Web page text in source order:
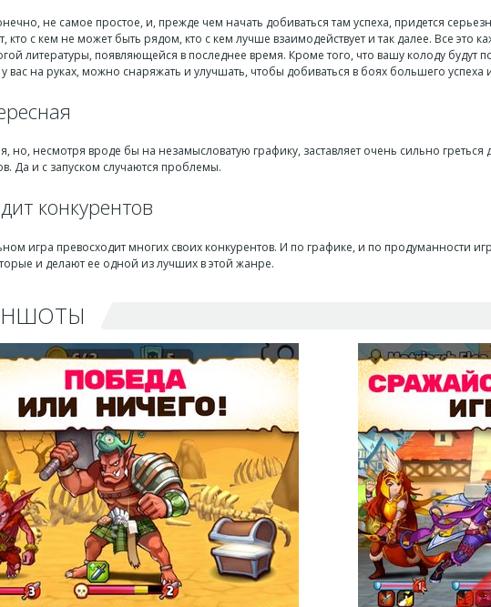
не самое простое, и, прежде чем начать добиваться там успеха, придется
кто с кем не может быть рядом, кто с кем лучше взаимодействует и так далее. Все это
литературы, появляющейся в последнее время. Кроме того, что вашу колоду будут
вас на руках, можно снаряжать и улучшать, чтобы добиваться в боях большего
но, несмотря вроде бы на незамысловатую графику, заставляет очень сильно
Да и с запуском случаются проблемы.
конкурентов
игра превосходит многих своих конкурентов. И по графике, и по продуманности
и делают ее одной из лучших в этой жанре.